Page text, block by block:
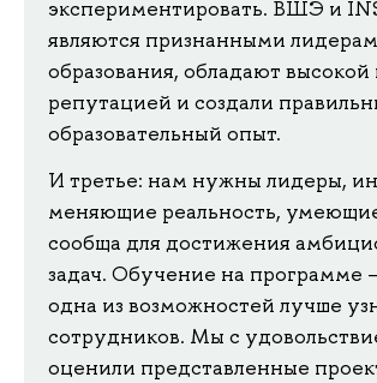
экспериментировать. ВШЭ и
являются признанными
образования, обладают высокой
репутацией и создали
образовательный опыт.
И третье: нам нужны лидеры,
меняющие реальность,
сообща для достижения
задач. Обучение на программе
одна из возможностей лучше
сотрудников. Мы с
оценили представленные